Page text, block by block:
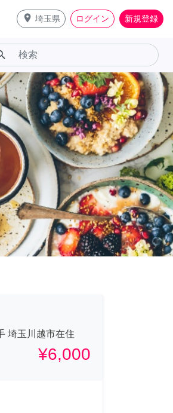
place 埼玉県 ログイン 新規登録
埼玉川越市在住
¥6,000